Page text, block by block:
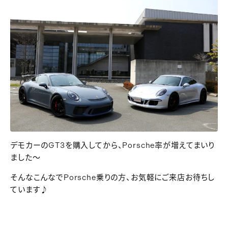
デモカーのGT3を購入してから、Porsche率が増えてまいり
ました～
そんなこんなでPorsche乗りの方、お気軽にご来店お待ちし
ています♪